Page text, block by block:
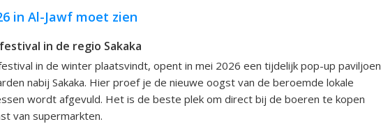
in Al-Jawf moet zien
in de regio Sakaka
in de winter plaatsvindt, opent in mei 2026 een tijdelijk pop-up paviljoen
nabij Sakaka. Hier proef je de nieuwe oogst van de beroemde lokale
wordt afgevuld. Het is de beste plek om direct bij de boeren te kopen
van supermarkten.